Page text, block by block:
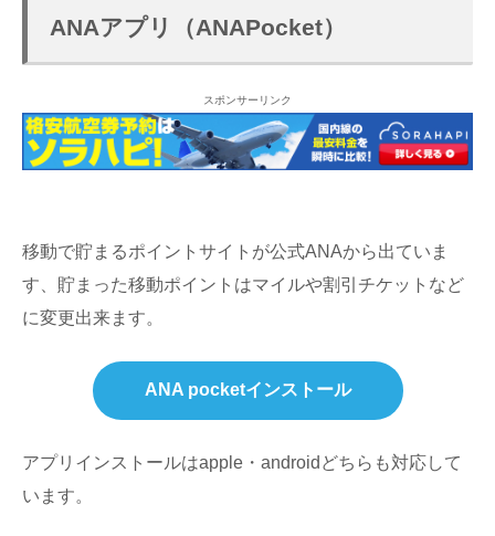
ANAアプリ（ANAPocket）
スポンサーリンク
移動で貯まるポイントサイトが公式ANAから出ていま
す、貯まった移動ポイントはマイルや割引チケットなど
に変更出来ます。
ANA pocketインストール
アプリインストールはapple・androidどちらも対応して
います。